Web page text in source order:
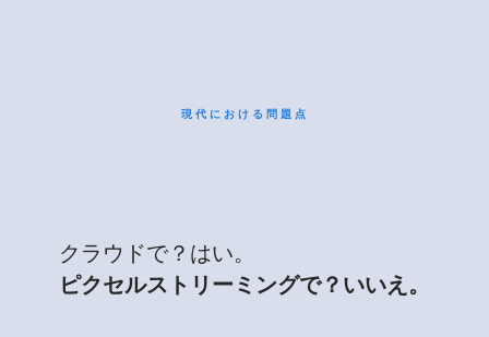
現代における問題点
クラウドで？はい。
ピクセルストリーミングで？いいえ。